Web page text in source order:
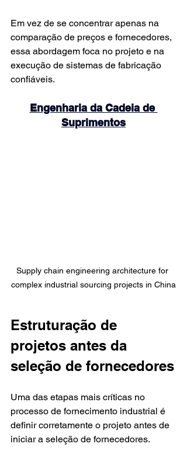
Em vez de se concentrar apenas na
comparação de preços e fornecedores,
essa abordagem foca no projeto e na
execução de sistemas de fabricação
confiáveis.
Engenharia da Cadeia de
Suprimentos
Supply chain engineering architecture for
complex industrial sourcing projects in China
Estruturação de
projetos antes da
seleção de fornecedores
Uma das etapas mais críticas no
processo de fornecimento industrial é
definir corretamente o projeto antes de
iniciar a seleção de fornecedores.